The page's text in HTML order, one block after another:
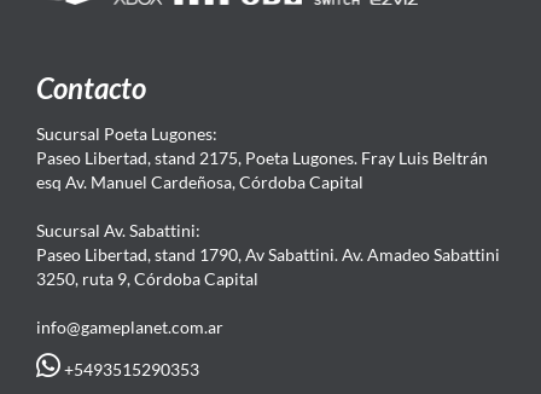
Contacto
Sucursal Poeta Lugones:
Paseo Libertad, stand 2175, Poeta Lugones. Fray Luis Beltrán
esq Av. Manuel Cardeñosa, Córdoba Capital
Sucursal Av. Sabattini:
Paseo Libertad, stand 1790, Av Sabattini. Av. Amadeo Sabattini
3250, ruta 9, Córdoba Capital
info@gameplanet.com.ar
+5493515290353